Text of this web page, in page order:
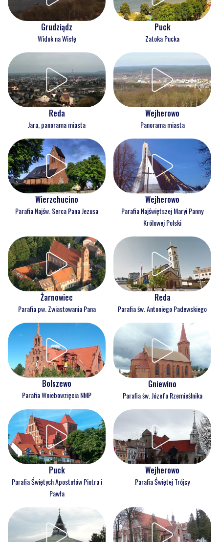
Grudziądz
Widok na Wisłę
Puck
Zatoka Pucka
Reda
Jara, panorama miasta
Wejherowo
Panorama miasta
Wierzchucino
Parafia Najśw. Serca Pana Jezusa
Wejherowo
Parafia Najświętszej Maryi Panny
Królowej Polski
Żarnowiec
Parafia pw. Zwiastowania Pana
Reda
Parafia św. Antoniego Padewskiego
Bolszewo
Parafia Wniebowzięcia NMP
Gniewino
Parafia św. Józefa Rzemieślnika
Puck
Parafia Świętych Apostołów Piotra i
Pawła
Wejherowo
Parafia Świętej Trójcy